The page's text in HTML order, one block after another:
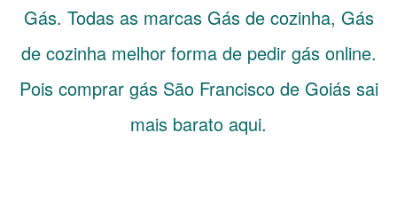
Gás. Todas as marcas Gás de cozinha, Gás
de cozinha melhor forma de pedir gás online.
Pois comprar gás São Francisco de Goiás sai
mais barato aqui.